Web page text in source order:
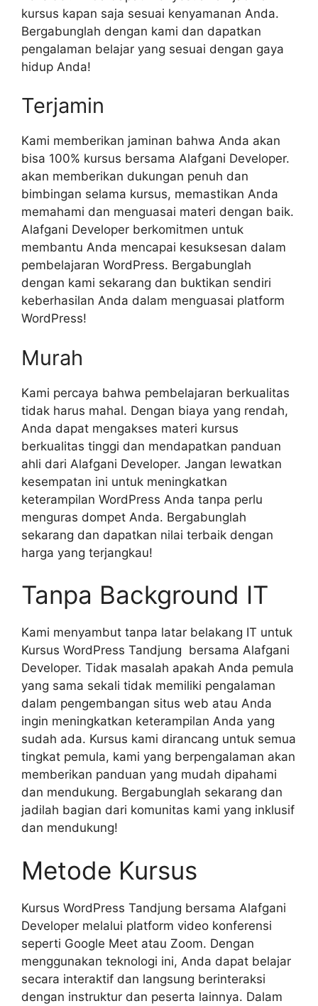
kursus kapan saja sesuai kenyamanan Anda.
Bergabunglah dengan kami dan dapatkan
pengalaman belajar yang sesuai dengan gaya
hidup Anda!
Terjamin
Kami memberikan jaminan bahwa Anda akan
bisa 100% kursus bersama Alafgani Developer.
akan memberikan dukungan penuh dan
bimbingan selama kursus, memastikan Anda
memahami dan menguasai materi dengan baik.
Alafgani Developer berkomitmen untuk
membantu Anda mencapai kesuksesan dalam
pembelajaran WordPress. Bergabunglah
dengan kami sekarang dan buktikan sendiri
keberhasilan Anda dalam menguasai platform
WordPress!
Murah
Kami percaya bahwa pembelajaran berkualitas
tidak harus mahal. Dengan biaya yang rendah,
Anda dapat mengakses materi kursus
berkualitas tinggi dan mendapatkan panduan
ahli dari Alafgani Developer. Jangan lewatkan
kesempatan ini untuk meningkatkan
keterampilan WordPress Anda tanpa perlu
menguras dompet Anda. Bergabunglah
sekarang dan dapatkan nilai terbaik dengan
harga yang terjangkau!
Tanpa Background IT
Kami menyambut tanpa latar belakang IT untuk
Kursus WordPress Tandjung bersama Alafgani
Developer. Tidak masalah apakah Anda pemula
yang sama sekali tidak memiliki pengalaman
dalam pengembangan situs web atau Anda
ingin meningkatkan keterampilan Anda yang
sudah ada. Kursus kami dirancang untuk semua
tingkat pemula, kami yang berpengalaman akan
memberikan panduan yang mudah dipahami
dan mendukung. Bergabunglah sekarang dan
jadilah bagian dari komunitas kami yang inklusif
dan mendukung!
Metode Kursus
Kursus WordPress Tandjung bersama Alafgani
Developer melalui platform video konferensi
seperti Google Meet atau Zoom. Dengan
menggunakan teknologi ini, Anda dapat belajar
secara interaktif dan langsung berinteraksi
dengan instruktur dan peserta lainnya. Dalam